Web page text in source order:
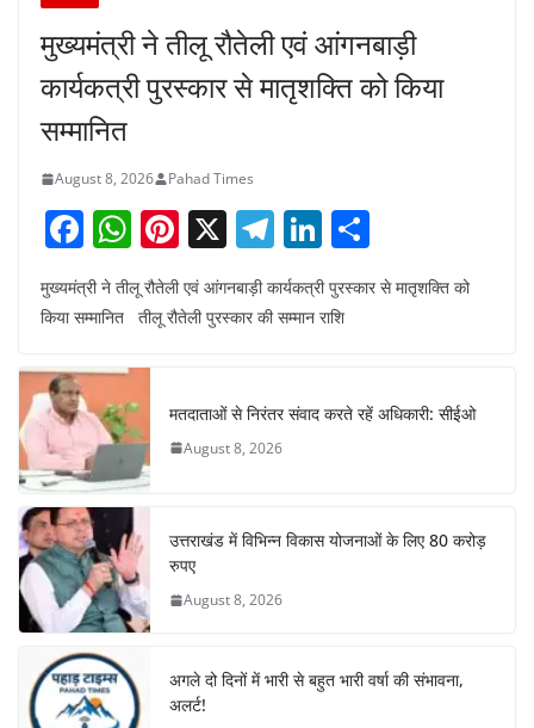
मुख्यमंत्री ने तीलू रौतेली एवं आंगनबाड़ी
कार्यकत्री पुरस्कार से मातृशक्ति को किया
सम्मानित
August 8, 2026 Pahad Times
F
a
c
b
o
o
k
W
h
at
A
p
p
Pi
nt
er
X T
el
e
m
Li
n
k
n
h
ar
मुख्यमंत्री ने तीलू रौतेली एवं आंगनबाड़ी कार्यकत्री पुरस्कार से मातृशक्ति को
किया सम्मानित तीलू रौतेली पुरस्कार की सम्मान राशि
मतदाताओं से निरंतर संवाद करते रहें अधिकारी: सीईओ
August 8, 2026
उत्तराखंड में विभिन्न विकास योजनाओं के लिए 80 करोड़
रुपए
August 8, 2026
अगले दो दिनों में भारी से बहुत भारी वर्षा की संभावना,
अलर्ट!